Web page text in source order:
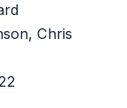
Chris